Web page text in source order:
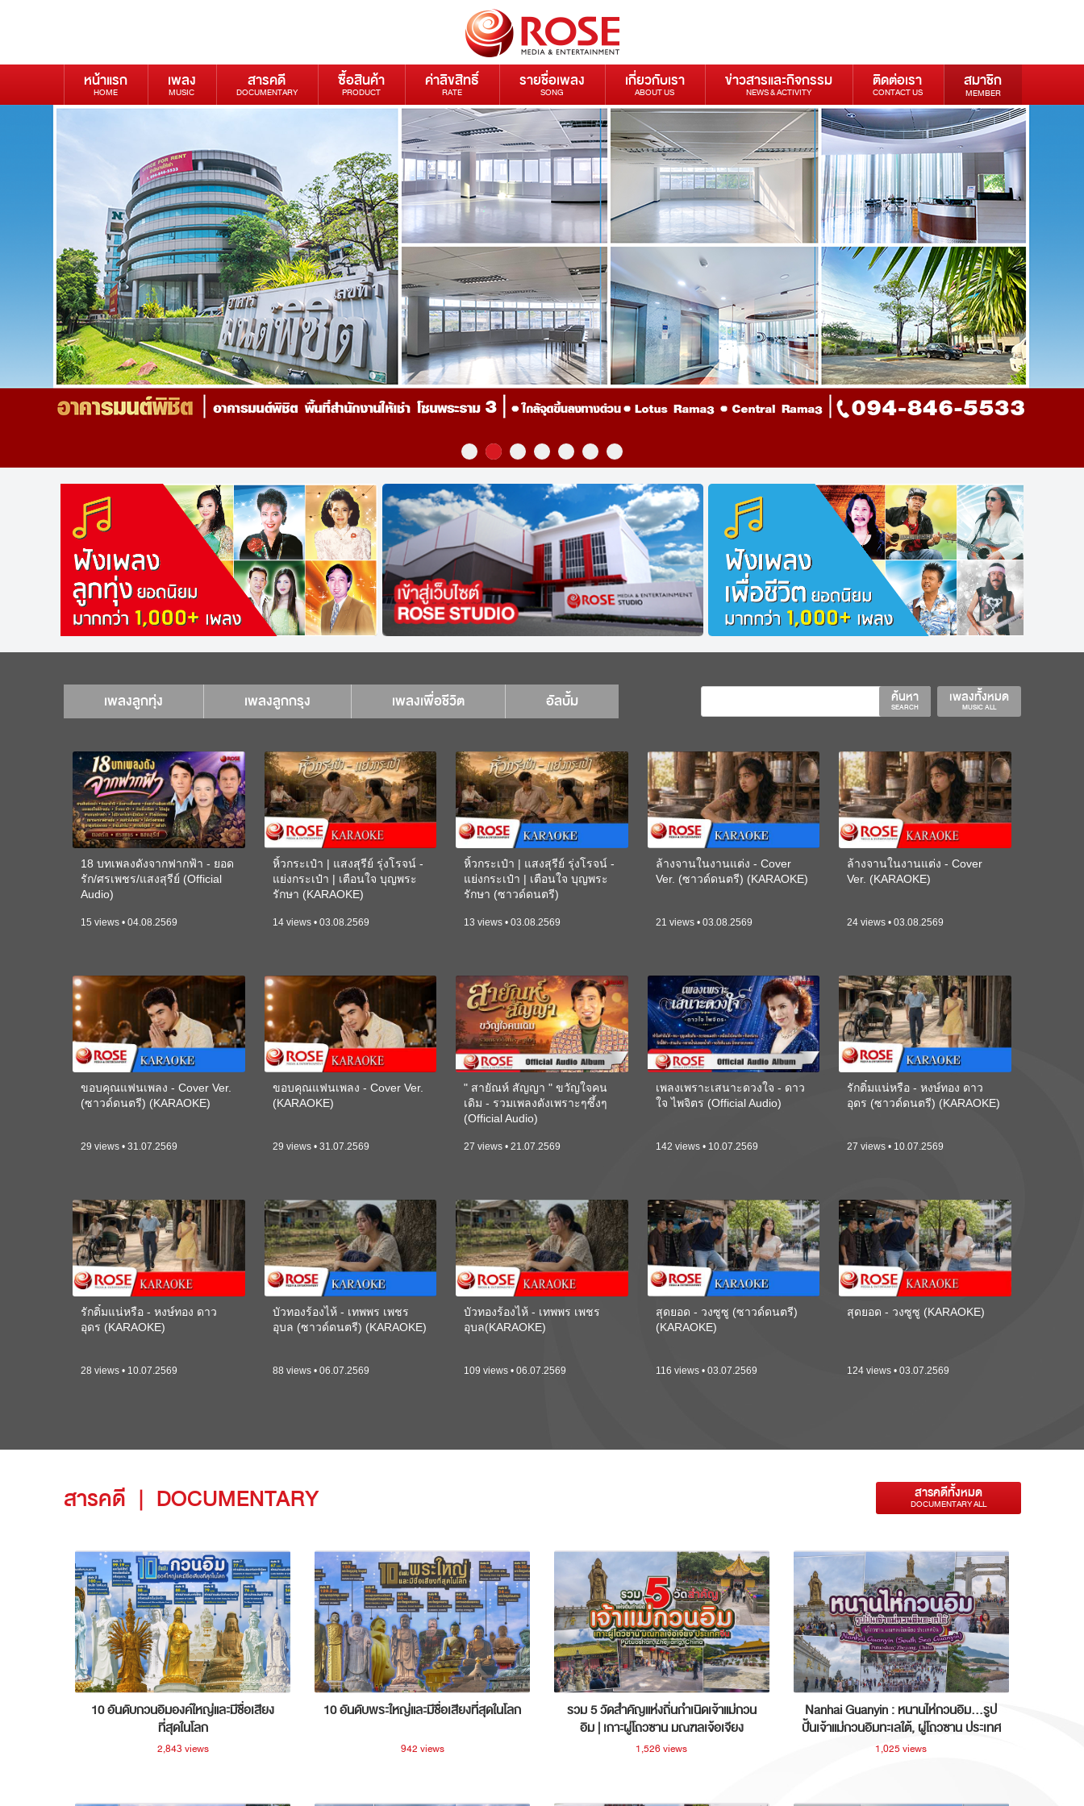
หน้าแรก
HOME
เพลง
MUSIC
สารคดี
DOCUMENTARY
ซื้อสินค้า
PRODUCT
ค่าลิขสิทธิ์
RATE
รายชื่อเพลง
SONG
เกี่ยวกับเรา
ABOUT US
ข่าวสารและกิจกรรม
NEWS & ACTIVITY
ติดต่อเรา
CONTACT US
สมาชิก
MEMBER
เพลงลูกทุ่ง เพลงลูกกรุง เพลงเพื่อชีวิต อัลบั้ม เพลงทั้งหมด
MUSIC ALL
ค้นหา
SEARCH
18 บทเพลงดังจากฟากฟ้า - ยอด
รัก/ศรเพชร/แสงสุรีย์ (Official
Audio)
15 views • 04.08.2569
หิ้วกระเป๋า | แสงสุรีย์ รุ่งโรจน์ -
แย่งกระเป๋า | เตือนใจ บุญพระ
รักษา (KARAOKE)
14 views • 03.08.2569
หิ้วกระเป๋า | แสงสุรีย์ รุ่งโรจน์ -
แย่งกระเป๋า | เตือนใจ บุญพระ
รักษา (ซาวด์ดนตรี)
13 views • 03.08.2569
ล้างจานในงานแต่ง - Cover
Ver. (ซาวด์ดนตรี) (KARAOKE)
21 views • 03.08.2569
ล้างจานในงานแต่ง - Cover
Ver. (KARAOKE)
24 views • 03.08.2569
ขอบคุณแฟนเพลง - Cover Ver.
(ซาวด์ดนตรี) (KARAOKE)
29 views • 31.07.2569
ขอบคุณแฟนเพลง - Cover Ver.
(KARAOKE)
29 views • 31.07.2569
" สายัณห์ สัญญา " ขวัญใจคน
เดิม - รวมเพลงดังเพราะๆซึ้งๆ
(Official Audio)
27 views • 21.07.2569
เพลงเพราะเสนาะดวงใจ - ดาว
ใจ ไพจิตร (Official Audio)
142 views • 10.07.2569
รักติ๋มแน่หรือ - หงษ์ทอง ดาว
อุดร (ซาวด์ดนตรี) (KARAOKE)
27 views • 10.07.2569
รักติ๋มแน่หรือ - หงษ์ทอง ดาว
อุดร (KARAOKE)
28 views • 10.07.2569
บัวทองร้องไห้ - เทพพร เพชร
อุบล (ซาวด์ดนตรี) (KARAOKE)
88 views • 06.07.2569
บัวทองร้องไห้ - เทพพร เพชร
อุบล(KARAOKE)
109 views • 06.07.2569
สุดยอด - วงซูซู (ซาวด์ดนตรี)
(KARAOKE)
116 views • 03.07.2569
สุดยอด - วงซูซู (KARAOKE)
124 views • 03.07.2569
สารคดี | DOCUMENTARY สารคดีทั้งหมด
DOCUMENTARY ALL
10 อันดับกวนอิมองค์ใหญ่และมีชื่อเสียง
ที่สุดในโลก
2,843 views
10 อันดับพระใหญ่และมีชื่อเสียงที่สุดในโลก
942 views
รวม 5 วัดสำคัญแห่งถิ่นกำเนิดเจ้าแม่กวน
อิม | เกาะผู่โถวซาน มณฑลเจ้อเจียง
ประเทศจีน
1,526 views
Nanhai Guanyin : หนานไห่กวนอิม...รูป
ปั้นเจ้าแม่กวนอิมทะเลใต้, ผู่โถวซาน ประเทศ
จีน
1,025 views